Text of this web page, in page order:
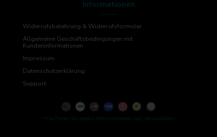
Informationen
Widerrufsbelehrung & Widerrufsformular
Allgemeine Geschäftsbedingungen mit
Kundeninformationen
Impressum
Datenschutzerklärung
Support
* Alle Preise inkl. gesetzl. Mehrwertsteuer zzgl. Versandkosten